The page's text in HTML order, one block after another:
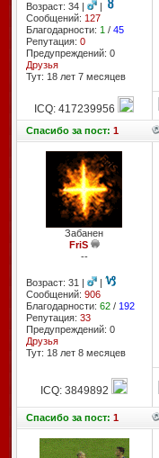
Возраст: 34 |
|
Сообщений: 127
Благодарности: 1 / 45
Репутация: 0
Предупреждений: 0
Друзья
Тут: 18 лет 7 месяцев
ICQ: 417239956
Спасибоза пост: 1
Забанен
FriS
--
Возраст: 31 |
|
Сообщений: 906
Благодарности: 62/ 192
Репутация: 33
Предупреждений: 0
Друзья
Тут: 18 лет 8 месяцев
ICQ: 3849892
Спасибоза пост: 1